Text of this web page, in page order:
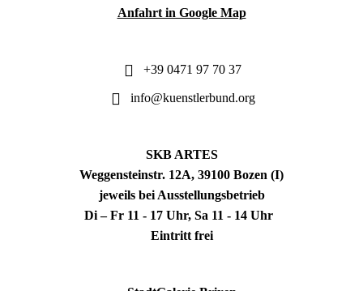
Anfahrt in Google Map
+39 0471 97 70 37
info@kuenstlerbund.org
SKB ARTES
Weggensteinstr. 12A, 39100 Bozen (I)
jeweils bei Ausstellungsbetrieb
Di – Fr 11 - 17 Uhr, Sa 11 - 14 Uhr
Eintritt frei